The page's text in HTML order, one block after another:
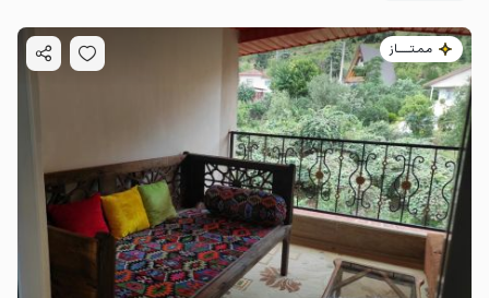
مـمـتــــــاز